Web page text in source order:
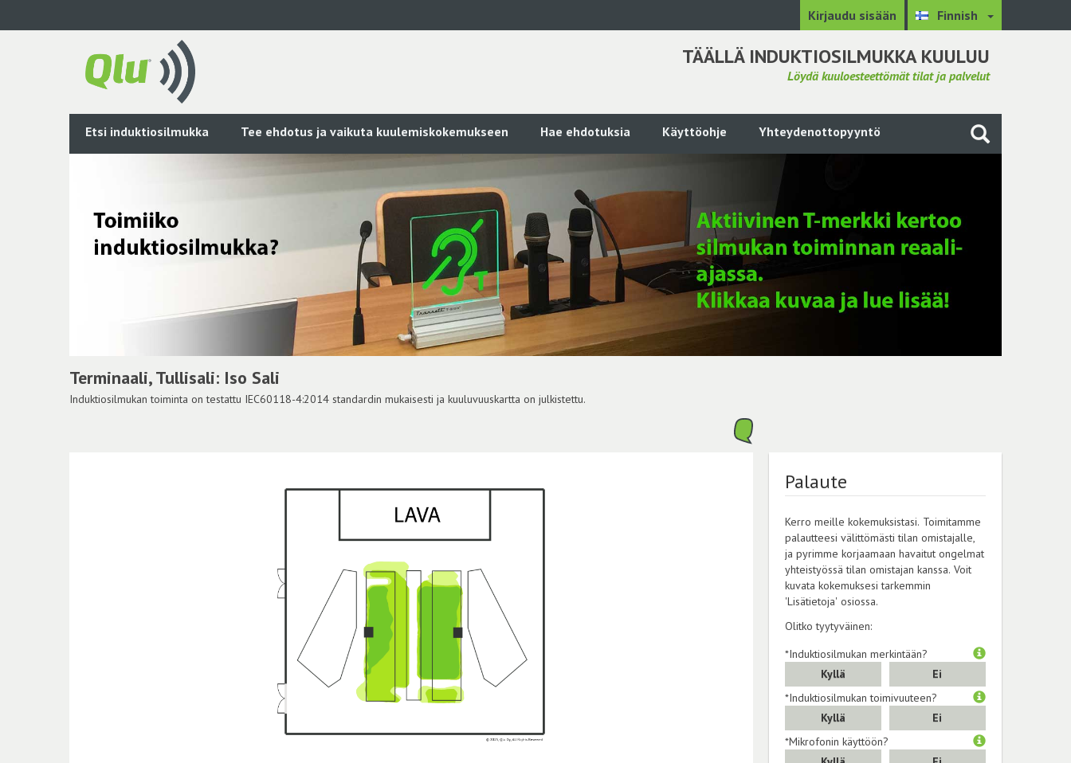
Kirjaudu sisään Finnish
TÄÄLLÄ INDUKTIOSILMUKKA KUULUU
Löydä kuuloesteettömät tilat ja palvelut
Etsi induktiosilmukka Tee ehdotus ja vaikuta kuulemiskokemukseen Hae ehdotuksia Käyttöohje Yhteydenottopyyntö
Terminaali, Tullisali: Iso Sali
Induktiosilmukan toiminta on testattu IEC60118-4:2014 standardin mukaisesti ja kuuluvuuskartta on julkistettu.
Palaute
Kerro meille kokemuksistasi. Toimitamme
palautteesi välittömästi tilan omistajalle,
ja pyrimme korjaamaan havaitut ongelmat
yhteistyössä tilan omistajan kanssa. Voit
kuvata kokemuksesi tarkemmin
'Lisätietoja' osiossa.
Olitko tyytyväinen:
*Induktiosilmukan merkintään?
Kyllä
Ei
*Induktiosilmukan toimivuuteen?
Kyllä
Ei
*Mikrofonin käyttöön?